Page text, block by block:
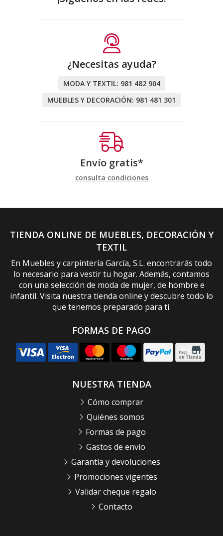
¿Necesitas ayuda?
MODA Y TEXTIL: 981 482 904
MUEBLES Y DECORACIÓN: 981 481 301
Envío gratis*
consulta condiciones
TIENDA ONLINE DE MUEBLES, DECORACIÓN Y
TEXTIL
En Muebles y carpintería García, S.L. encontrarás todo
lo necesario para vestir tu hogar. Además, contamos
con una selección de moda de mujer, de hombre e
infantil. Visita nuestra tienda online y descubre todo lo
que tenemos preparado para ti.
FORMAS DE PAGO
NUESTRA TIENDA
Cómo comprar
Quiénes somos
Formas de pago
Gastos de envío
Garantía y devoluciones
Promociones vigentes
Validar cheque regalo
Contacto